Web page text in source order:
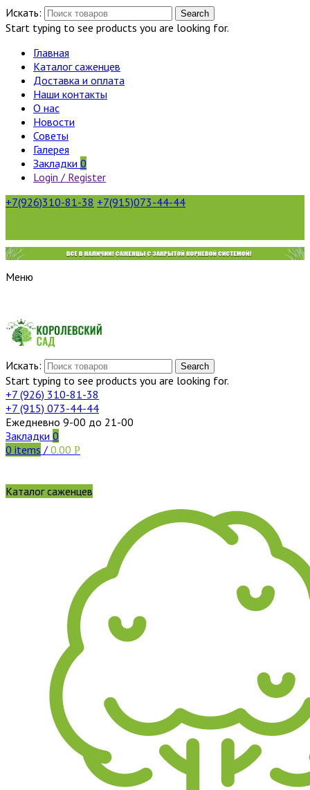
Искать: Search
Start typing to see products you are looking for.
Главная
Каталог саженцев
Доставка и оплата
Наши контакты
О нас
Новости
Советы
Галерея
Закладки 0
Login / Register
+7(926)310-81-38 +7(915)073-44-44
Меню
Искать: Search
Start typing to see products you are looking for.
+7 (926) 310-81-38
+7 (915) 073-44-44
Ежедневно 9-00 до 21-00
Закладки 0
0 items / 0.00 Р
Каталог саженцев